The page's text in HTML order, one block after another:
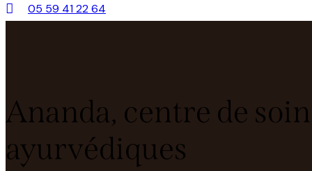
05 59 41 22 64
Ananda, centre de
ayurvédiques